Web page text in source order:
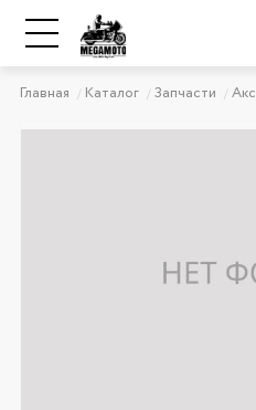
Главная Каталог Запчасти